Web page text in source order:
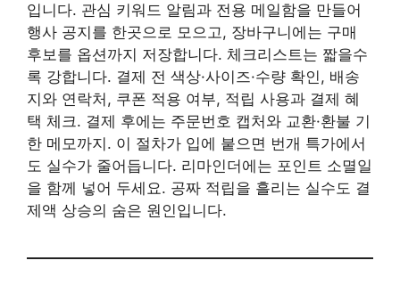
입니다. 관심 키워드 알림과 전용 메일함을 만들어
행사 공지를 한곳으로 모으고, 장바구니에는 구매
후보를 옵션까지 저장합니다. 체크리스트는 짧을수
록 강합니다. 결제 전 색상·사이즈·수량 확인, 배송
지와 연락처, 쿠폰 적용 여부, 적립 사용과 결제 혜
택 체크. 결제 후에는 주문번호 캡처와 교환·환불 기
한 메모까지. 이 절차가 입에 붙으면 번개 특가에서
도 실수가 줄어듭니다. 리마인더에는 포인트 소멸일
을 함께 넣어 두세요. 공짜 적립을 흘리는 실수도 결
제액 상승의 숨은 원인입니다.